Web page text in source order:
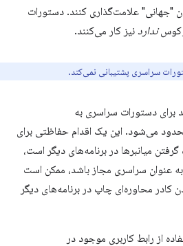
"جهانی" علامت‌گذاری کنند. دستورات
ندارد نیز کار می‌کنند.
سراسری پشتیبانی نمی‌کند.
برای دستورات سراسری به
می‌شود. این یک اقدام حفاظتی برای
میانبرها در برنامه‌های دیگر است،
به عنوان سراسری مجاز باشد، ممکن است
کادر محاوره‌ای چاپ در برنامه‌های دیگر
از رابط کاربری موجود در